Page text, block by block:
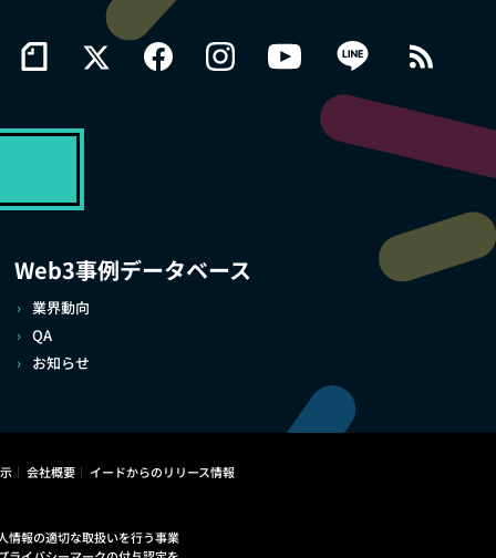
Web3事例データベース
業界動向
QA
お知らせ
会社概要 イードからのリリース情報
情報の適切な取扱いを行う事業